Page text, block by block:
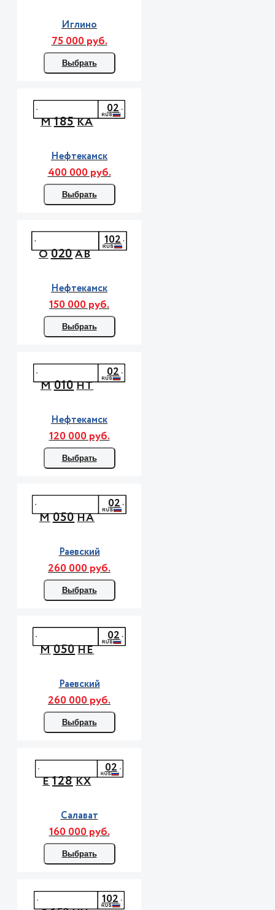
Иглино
75 000 руб.
Выбрать
М185КА
02
Нефтекамск
400 000 руб.
Выбрать
О020АВ
102
Нефтекамск
150 000 руб.
Выбрать
М010НТ
02
Нефтекамск
120 000 руб.
Выбрать
М050НА
02
Раевский
260 000 руб.
Выбрать
М050НЕ
02
Раевский
260 000 руб.
Выбрать
Е128КХ
02
Салават
160 000 руб.
Выбрать
102